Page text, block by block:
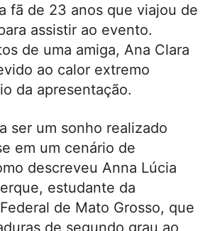
fã de 23 anos que viajou de
assistir ao evento.
de uma amiga, Ana Clara
ao calor extremo
da apresentação.
ser um sonho realizado
em um cenário de
descreveu Anna Lúcia
estudante da
de Mato Grosso, que
de segundo grau ao